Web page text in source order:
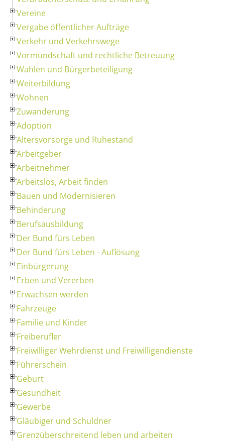
Vereine
Vergabe öffentlicher Aufträge
Verkehr und Verkehrswege
Vormundschaft und rechtliche Betreuung
Wahlen und Bürgerbeteiligung
Weiterbildung
Wohnen
Zuwanderung
Adoption
Altersvorsorge und Ruhestand
Arbeitgeber
Arbeitnehmer
Arbeitslos, Arbeit finden
Bauen und Modernisieren
Behinderung
Berufsausbildung
Der Bund fürs Leben
Der Bund fürs Leben - Auflösung
Einbürgerung
Erben und Vererben
Erwachsen werden
Fahrzeuge
Familie und Kinder
Freiberufler
Freiwilliger Wehrdienst und Freiwilligendienste
Führerschein
Geburt
Gesundheit
Gewerbe
Gläubiger und Schuldner
Grenzüberschreitend leben und arbeiten